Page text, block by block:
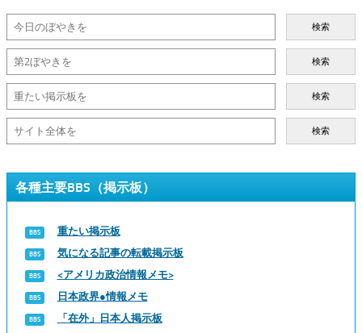
検索
検索
検索
検索
各種主要BBS（掲示板）
重たい掲示板
気になる記事の転載掲示板
<アメリカ政治情報メモ>
日本政界●情報メモ
「在外」日本人掲示板